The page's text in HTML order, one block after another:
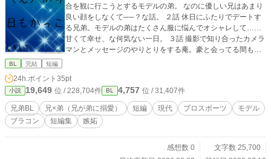
合を観に行こうとするモデルの弟。 なのに優しい兄はあまり
良い顔をしなくて──？な話。 ２話 休日にふたりでデートす
る兄弟。モデルの弟はたくさん服に悩んでオシャレして……
甘くて幸せ、な何気ない一日。 ３話 撮影で知り合ったカメラ
マンとメッセージのやりとりをする庵。豪と会ってる間も鳴
に気付いた豪の行動に好きはまた積み重なり──。仲良し兄弟
の顔をしながら、ひっそりと恋を育むふたり。 ５話 二人でい
る時に庵を庇って怪我をする豪。 無理はしない、と言いなが
らいつも通り試合に出る豪に庵は──。 弟によるごう（兄）
かっこいいシリーズ、一旦最終話です。情緒エロ？あり。
BL 完結 短編
24h.ポイント 35pt
小説 19,649 位 / 228,704件 BL 4,757 位 / 31,407件
兄弟BL 兄×弟（兄が弟に搦愛） 短編 現代 プロスポーツ
モデル
ブラコン
短編集 嫉妬
感想数 0
文字数 25,700